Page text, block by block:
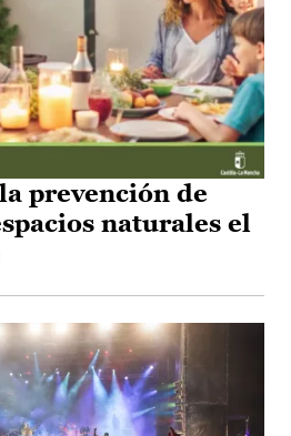
prevención de
naturales el